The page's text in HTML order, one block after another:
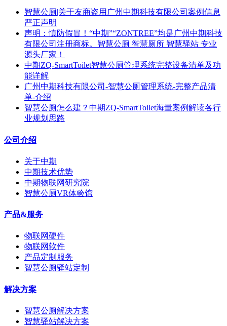
智慧公厕|关于友商盗用广州中期科技有限公司案例信息
严正声明
声明：慎防假冒！“中期”“ZONTREE”均是广州中期科技
有限公司注册商标。智慧公厕 智慧厕所 智慧驿站 专业
源头厂家！
中期ZQ-SmartToilet智慧公厕管理系统完整设备清单及功
能详解
广州中期科技有限公司-智慧公厕管理系统-完整产品清
单-介绍
智慧公厕怎么建？中期ZQ-SmartToilet海量案例解读各行
业规划思路
公司介绍
关于中期
中期技术优势
中期物联网研究院
智慧公厕VR体验馆
产品&服务
物联网硬件
物联网软件
产品定制服务
智慧公厕驿站定制
解决方案
智慧公厕解决方案
智慧驿站解决方案